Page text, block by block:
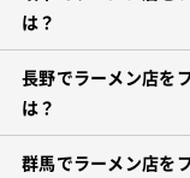
は？
長野でラーメン店を
は？
群馬でラーメン店を